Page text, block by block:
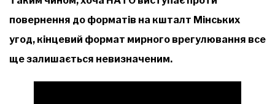
повернення до форматів на кшталт Мінських
угод, кінцевий формат мирного врегулювання все
ще залишається невизначеним.